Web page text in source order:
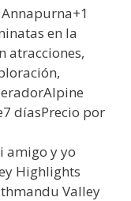
en la
atracciones,
díasPrecio por
amigo y yo
Highlights
Valley